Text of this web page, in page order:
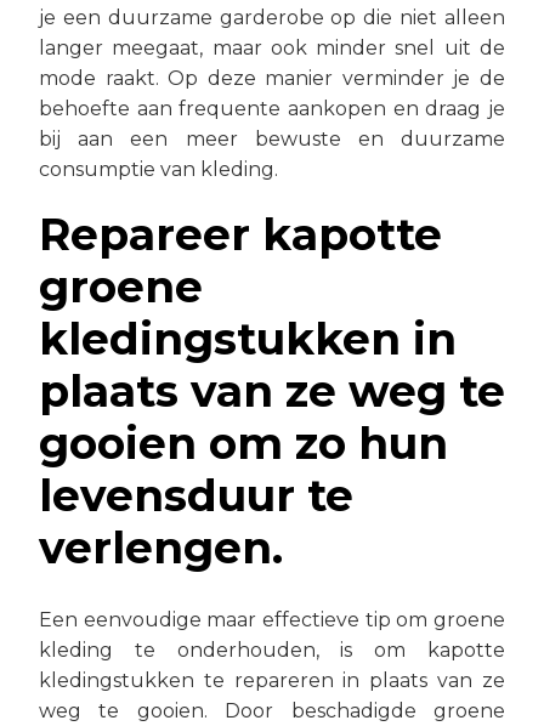
je een duurzame garderobe op die niet alleen
langer meegaat, maar ook minder snel uit de
mode raakt. Op deze manier verminder je de
behoefte aan frequente aankopen en draag je
bij aan een meer bewuste en duurzame
consumptie van kleding.
Repareer kapotte
groene
kledingstukken in
plaats van ze weg te
gooien om zo hun
levensduur te
verlengen.
Een eenvoudige maar effectieve tip om groene
kleding te onderhouden, is om kapotte
kledingstukken te repareren in plaats van ze
weg te gooien. Door beschadigde groene